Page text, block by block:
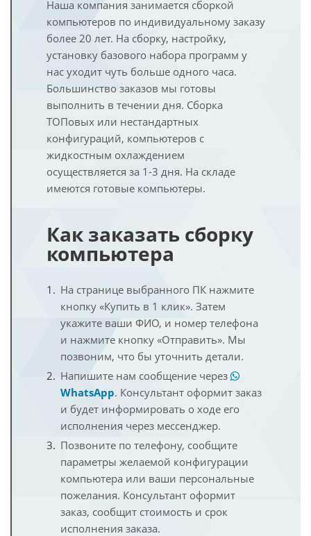
Наша компания занимается сборкой
компьютеров по индивидуальному заказу
более 20 лет. На сборку, настройку,
установку базового набора программ у
нас уходит чуть больше одного часа.
Большинство заказов мы готовы
выполнить в течении дня. Сборка
ТОПовых или нестандартных
конфигураций, компьютеров с
жидкостным охлаждением
осуществляется за 1-3 дня. На складе
имеются готовые компьютеры.
Как заказать сборку
компьютера
На странице выбранного ПК нажмите
кнопку «Купить в 1 клик». Затем
укажите ваши ФИО, и номер телефона
и нажмите кнопку «Отправить». Мы
позвоним, что бы уточнить детали.
Напишите нам сообщение через
WhatsApp. Консультант оформит заказ
и будет информировать о ходе его
исполнения через мессенджер.
Позвоните по телефону, сообщите
параметры желаемой конфигурации
компьютера или ваши персональные
пожелания. Консультант оформит
заказ, сообщит стоимость и срок
исполнения заказа.